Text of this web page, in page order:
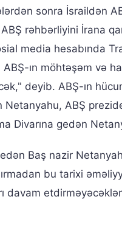
sonra İsraildən
rəhbərliyini İrana
media hesabında
ın möhtəşəm və
deyib. ABŞ-ın
ABŞ
Divarına gedən
edən Baş nazir
bu tarixi
davam